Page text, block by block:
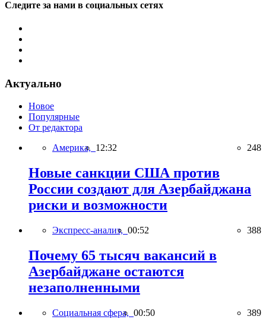
Следите за нами в социальных сетях
Актуально
Новое
Популярные
От редактора
Америка, 12:32 248
Новые санкции США против
России создают для Азербайджана
риски и возможности
Экспресс-анализ, 00:52 388
Почему 65 тысяч вакансий в
Азербайджане остаются
незаполненными
Социальная сфера, 00:50 389